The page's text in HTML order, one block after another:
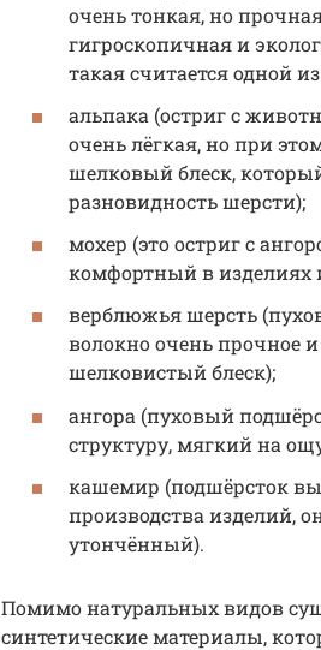
очень тонкая, но
гигроскопичная и
такая считается одной
альпака (остриг с
очень лёгкая, но при
шелковый блеск,
разновидность шерсти);
мохер (это остриг с
комфортный в
верблюжья шерсть
волокно очень прочное
шелковистый блеск);
ангора (пуховый
структуру, мягкий на
кашемир (подшёрсток
производства изделий,
утончённый).
Помимо натуральных видов
синтетические материалы,